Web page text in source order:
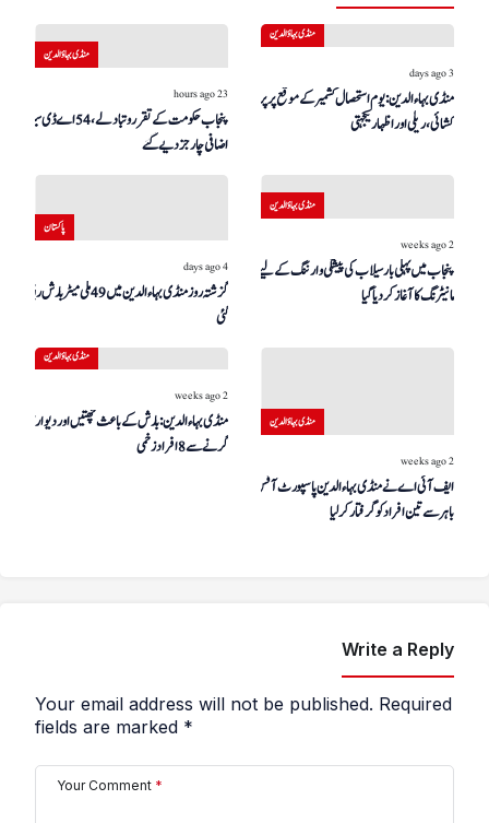
منڈی بہاؤالدین
23 hours ago
پنجاب حکومت کے تقرر و تبادلے، 54 اے ڈی سیز کو
اضافی چارجز دیے گئے
منڈی بہاؤالدین
3 days ago
منڈی بہاءالدین: یوم استحصال کشمیر کے موقع پر پرچم
کشائی، ریلی اور اظہار یکجہتی
پاکستان
4 days ago
گزشتہ روز منڈی بہاءالدین میں 49 ملی میٹر بارش ریکارڈ کی
گئی
منڈی بہاؤالدین
2 weeks ago
پنجاب میں پہلی بار سیلاب کی پیشگی وارننگ کے لیے ڈرون
مانیٹرنگ کا آغاز کر دیا گیا
منڈی بہاؤالدین
2 weeks ago
منڈی بہاءالدین: بارش کے باعث چھتیں اور دیواریں
گرنے سے 8 افراد زخمی
منڈی بہاؤالدین
2 weeks ago
ایف آئی اے نے منڈی بہاءالدین پاسپورٹ آفس کے
باہر سے تین افراد کو گرفتار کر لیا
Write a Reply
Your email address will not be published. Required
fields are marked *
Your Comment *